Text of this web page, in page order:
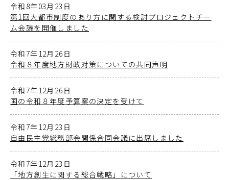
令和8年03月23日
第1回大都市制度のあり方に関する検討プロジェクトチー
ム会議を開催しました
令和7年12月26日
令和８年度地方財政対策についての共同声明
令和7年12月26日
国の令和８年度予算案の決定を受けて
令和7年12月23日
自由民主党総務部会関係合同会議に出席しました
令和7年12月23日
「地方創生に関する総合戦略」について